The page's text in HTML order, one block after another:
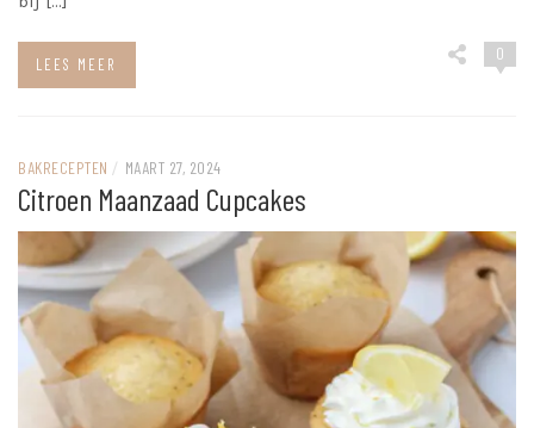
LEES MEER
0
BAKRECEPTEN / MAART 27, 2024
Citroen Maanzaad Cupcakes